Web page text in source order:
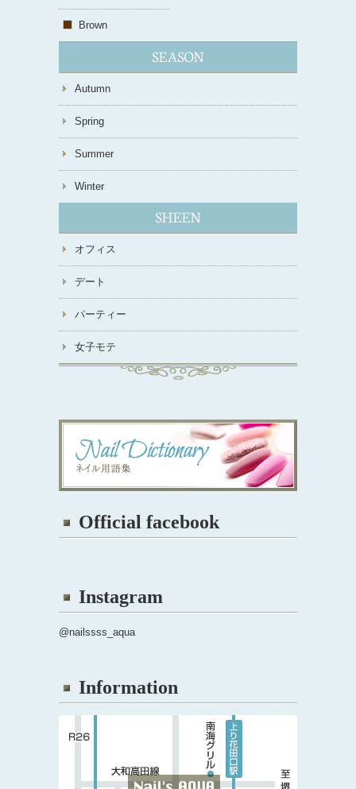
Brown
Autumn
Spring
Summer
Winter
オフィス
デート
パーティー
女子モテ
Official facebook
Instagram
@nailssss_aqua
Information